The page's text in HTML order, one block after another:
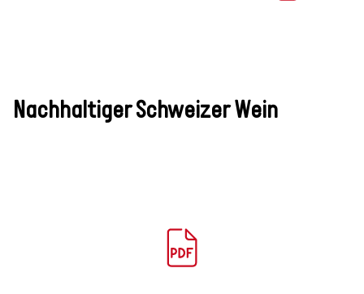
Nachhaltiger Schweizer Wein